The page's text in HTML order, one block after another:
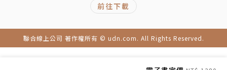
事，懂得了人性的善良與邪惡，我們也很高興有契訶夫
獨，卻也如此巨大。
前往下載
聯合線上公司 著作權所有 © udn.com. All Rights Reserved.